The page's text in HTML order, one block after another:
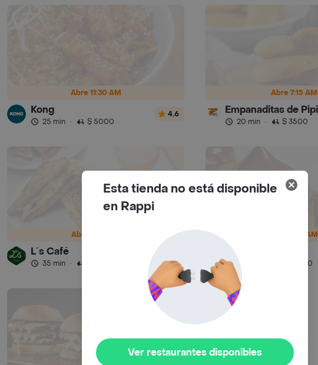
Abre 11:30 AM
Kong
25 min · $ 5000
4.6
Abre 7:15 AM
20 min · $ 3500
Abre 8:30 AM
L´s Café
35 min ·
Abre 7:30 AM
Philippe
$ 4000
Esta tienda no está disponible
en Rappi
Ver restaurantes disponibles